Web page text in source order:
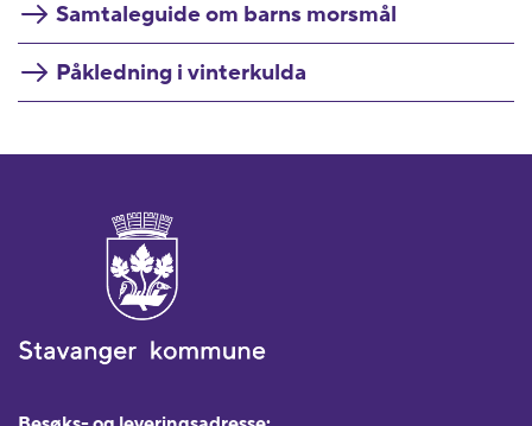
Samtaleguide om barns morsmål
Påkledning i vinterkulda